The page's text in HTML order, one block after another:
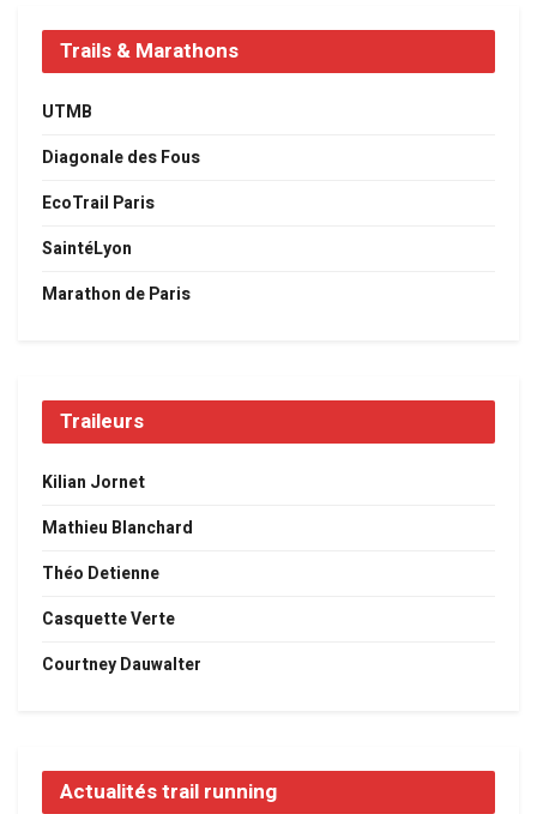
Trails & Marathons
UTMB
Diagonale des Fous
EcoTrail Paris
SaintéLyon
Marathon de Paris
Traileurs
Kilian Jornet
Mathieu Blanchard
Théo Detienne
Casquette Verte
Courtney Dauwalter
Actualités trail running